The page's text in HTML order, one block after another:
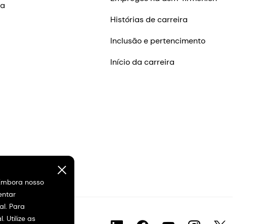
nosso
Para
Utilize as
Histórias de carreira
Inclusão e pertencimento
Início da carreira